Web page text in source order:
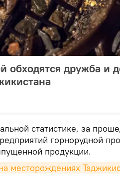
обходятся дружба и
статистике, за
горнорудной
продукции.
месторождениях